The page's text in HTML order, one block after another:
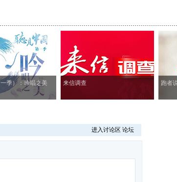
季）：吟唱之美 来信调查 跑者
进入讨论区 论坛